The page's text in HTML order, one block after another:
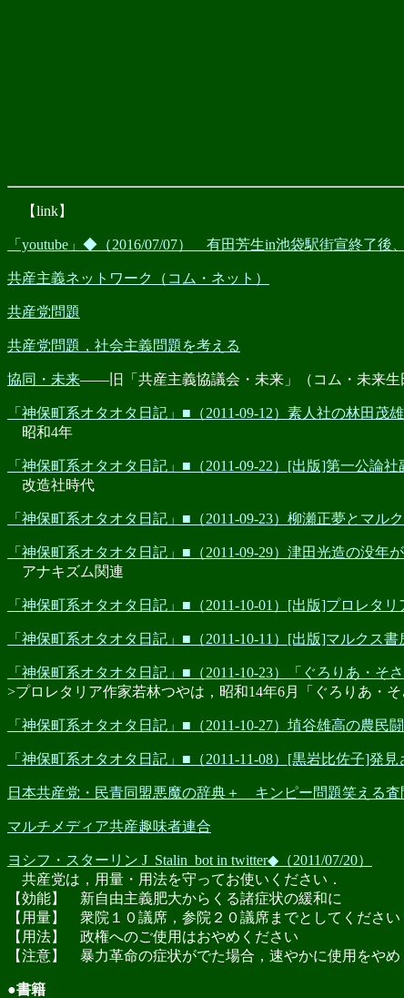
【link】
「youtube」◆（2016/07/07） 有田芳生in池袋駅街宣終了後
共産主義ネットワーク（コム・ネット）
共産党問題
共産党問題，社会主義問題を考える
協同・未来――旧「共産主義協議会・未来」（コム・未来生
「神保町系オタオタ日記」■（2011-09-12）素人社の林田
昭和4年
「神保町系オタオタ日記」■（2011-09-22）[出版]第一公論
改造社時代
「神保町系オタオタ日記」■（2011-09-23）柳瀬正夢とマル
「神保町系オタオタ日記」■（2011-09-29）津田光造の没年
アナキズム関連
「神保町系オタオタ日記」■（2011-10-01）[出版]プロレタ
「神保町系オタオタ日記」■（2011-10-11）[出版]マルクス書
「神保町系オタオタ日記」■（2011-10-23）「ぐろりあ・そ
>プロレタリア作家若林つやは，昭和14年6月「ぐろりあ・
「神保町系オタオタ日記」■（2011-10-27）埴谷雄高の農民
「神保町系オタオタ日記」■（2011-11-08）[黒岩比佐子]発
日本共産党・民青同盟悪魔の辞典＋ キンピー問題笑える査
マルチメディア共産趣味者連合
ヨシフ・スターリン J_Stalin_bot in twitter◆（2011/07/20）
共産党は，用量・用法を守ってお使いください．
【効能】 新自由主義肥大からくる諸症状の緩和に
【用量】 衆院１０議席，参院２０議席までとしてください
【用法】 政権へのご使用はおやめください
【注意】 暴力革命の症状がでた場合，速やかに使用をや
●書籍